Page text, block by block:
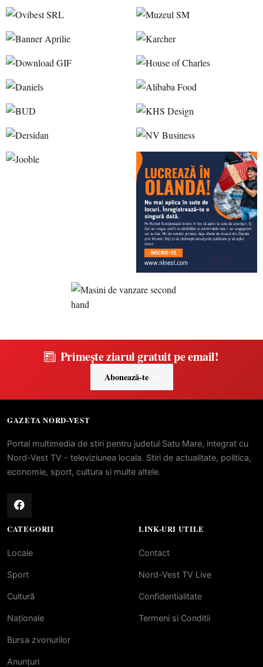
Primește ziarul gratuit pe email!
Abonează-te
GAZETA NORD-VEST
Portal multimedia de stiri pentru judetul Satu Mare, integrat cu
Nord-Vest TV - televiziunea locala. Stiri de actualitate, politica,
economie, sport, cultura si multe altele.
CATEGORII
Locale
Sport
Cultură
Naționale
Bursa zvonurilor
Anunțuri
LINK-URI UTILE
Contact
Nord-Vest TV Live
Confidentialitate
Termeni si Conditii